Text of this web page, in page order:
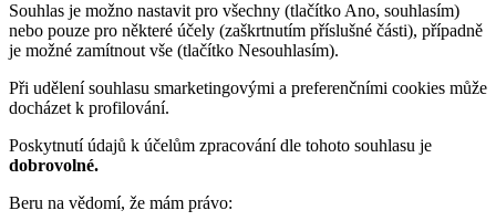
Souhlas je možno nastavit pro všechny (tlačítko Ano, souhlasím)
nebo pouze pro některé účely (zaškrtnutím příslušné části), případně
je možné zamítnout vše (tlačítko Nesouhlasím).
Při udělení souhlasu smarketingovými a preferenčními cookies může
docházet k profilování.
Poskytnutí údajů k účelům zpracování dle tohoto souhlasu je
dobrovolné.
Beru na vědomí, že mám právo: